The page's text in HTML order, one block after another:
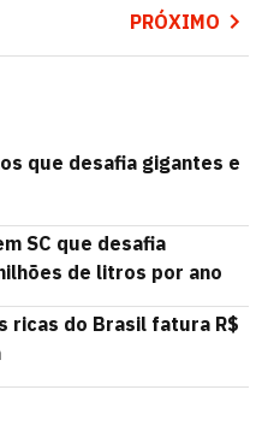
PRÓXIMO
que desafia gigantes e
SC que desafia
de litros por ano
ricas do Brasil fatura R$